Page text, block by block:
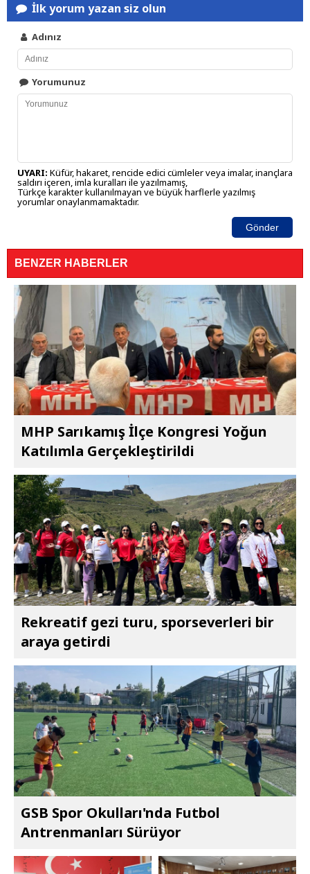
İlk yorum yazan siz olun
Adınız
Yorumunuz
UYARI: Küfür, hakaret, rencide edici cümleler veya imalar, inançlara
saldırı içeren, imla kuralları ile yazılmamış,
Türkçe karakter kullanılmayan ve büyük harflerle yazılmış
yorumlar onaylanmamaktadır.
Gönder
BENZER HABERLER
MHP Sarıkamış İlçe Kongresi Yoğun
Katılımla Gerçekleştirildi
Rekreatif gezi turu, sporseverleri bir
araya getirdi
GSB Spor Okulları'nda Futbol
Antrenmanları Sürüyor